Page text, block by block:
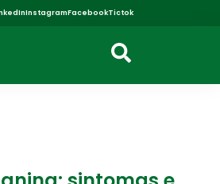
InstagramFacebookTictok